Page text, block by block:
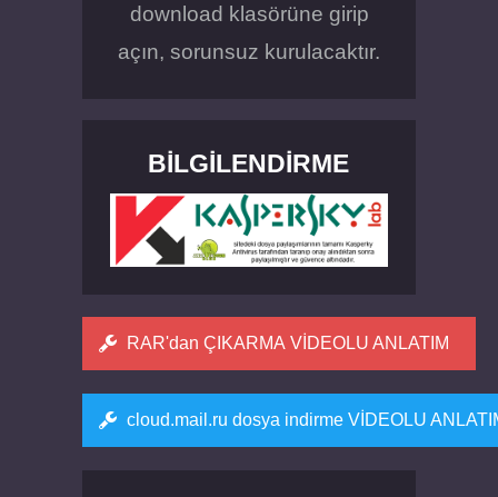
download klasörüne girip
açın, sorunsuz kurulacaktır.
BILGILENDIRME
RAR'dan ÇIKARMA VİDEOLU ANLATIM
cloud.mail.ru dosya indirme VİDEOLU